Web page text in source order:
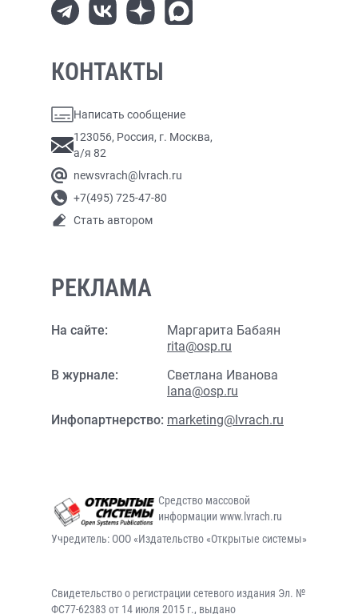
КОНТАКТЫ
Написать сообщение
123056, Россия, г. Москва,
а/я 82
newsvrach@lvrach.ru
+7(495) 725-47-80
Стать автором
РЕКЛАМА
На сайте:
Маргарита Бабаян
rita@osp.ru
В журнале:
Светлана Иванова
lana@osp.ru
Инфопартнерство: marketing@lvrach.ru
Средство массовой
информации www.lvrach.ru
Учредитель: ООО «Издательство «Открытые системы»
Свидетельство о регистрации сетевого издания Эл. №
ФС77-62383 от 14 июля 2015 г., выдано